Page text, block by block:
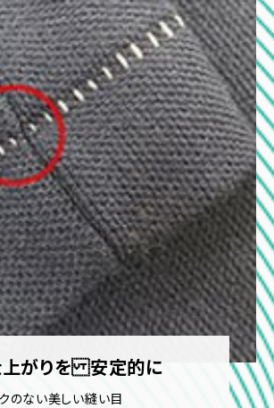
がりを 安定的に
のない美しい縫い目